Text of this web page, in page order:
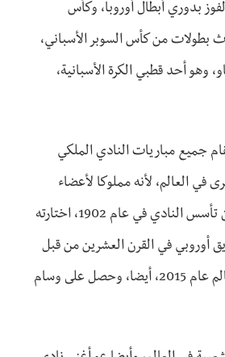
بدوري أبطال أوروبا، وكأس
بطولات من كأس السوبر الأسباني،
وهو أحد قطبي الكرة الأسبانية،
جميع مباريات النادي الملكي
في العالم، لأنه مملوكا لأعضاء
النادي وهم الذين يديرون أمور ناديهم عن طريق اختيار رئيس ينوب عنهم في أمور ناديهم، منذ أن تأسس النادي في عام 1902، اختارته
كأفضل فريق أوروبي في القرن العشرين من قبل
الاتحاد الدولي لكرة القدم وذلك في 11 مايو 2010، ثم صنف النادي الملكي كأفضل نادي في العالم عام 2015، أيضا، وحصل على وسام